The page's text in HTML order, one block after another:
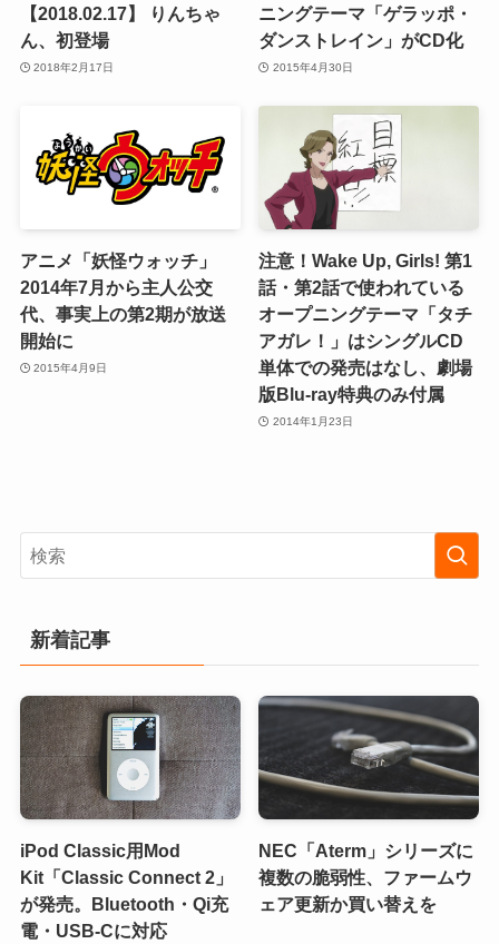
【2018.02.17】 りんちゃ
ん、初登場
2018年2月17日
ニングテーマ「ゲラッポ・
ダンストレイン」がCD化
2015年4月30日
アニメ「妖怪ウォッチ」
2014年7月から主人公交
代、事実上の第2期が放送
開始に
2015年4月9日
注意！Wake Up, Girls! 第1
話・第2話で使われている
オープニングテーマ「タチ
アガレ！」はシングルCD
単体での発売はなし、劇場
版Blu-ray特典のみ付属
2014年1月23日
新着記事
iPod Classic用Mod
Kit「Classic Connect 2」
が発売。Bluetooth・Qi充
電・USB-Cに対応
NEC「Aterm」シリーズに
複数の脆弱性、ファームウ
ェア更新か買い替えを